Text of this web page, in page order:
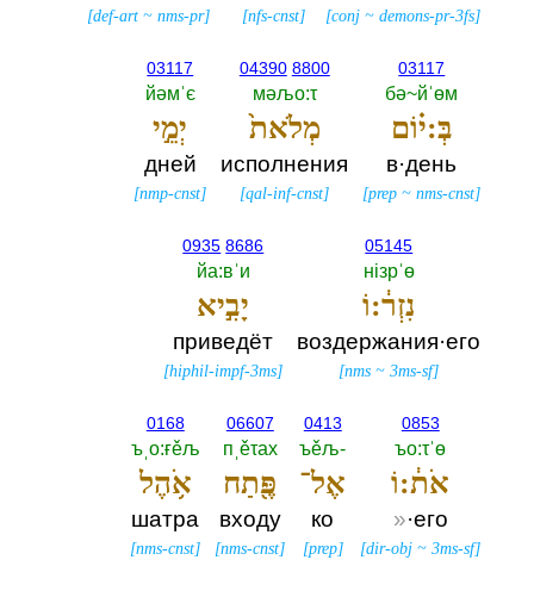
[conj ~demons-pr-3fs]
[nfs-cnst]
[def-art ~nms-pr]
03117
бә~йˈөм
בְּ:י֗וֹם
в·день
[prep ~nms-cnst]
04390 8800
мәљо:τ
מְלֹאת֙
исполнения
[qal-inf-cnst]
03117
йәмˈє
יְמֵ֣י
дней
[nmp-cnst]
05145
нiзрˈө
נִזְר֔:וֹ
воздержания·его
[nms ~3ms-sf]
0935 8686
йа:вˈи
יָבִ֣יא
приведёт
[hiphil-impf-3ms]
0853
ъо:τˈө
אֹת֔:וֹ
»·его
[dir-obj ~3ms-sf]
0413
ъěљ-‎
אֶל־
ко
[prep]
06607
пˌěτах
פֶּ֖תַח
входу
[nms-cnst]
0168
ъˌо:ғěљ
אֹ֥הֶל
шатра
[nms-cnst]